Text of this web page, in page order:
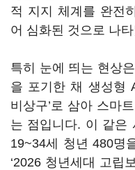
적 지지 체계를 완전
어 심화된 것으로 나
특히 눈에 띄는 현상
을 포기한 채 생성형
비상구’로 삼아 스마
는 점입니다. 이 같은
19~34세 청년 480명
‘2026 청년세대 고립